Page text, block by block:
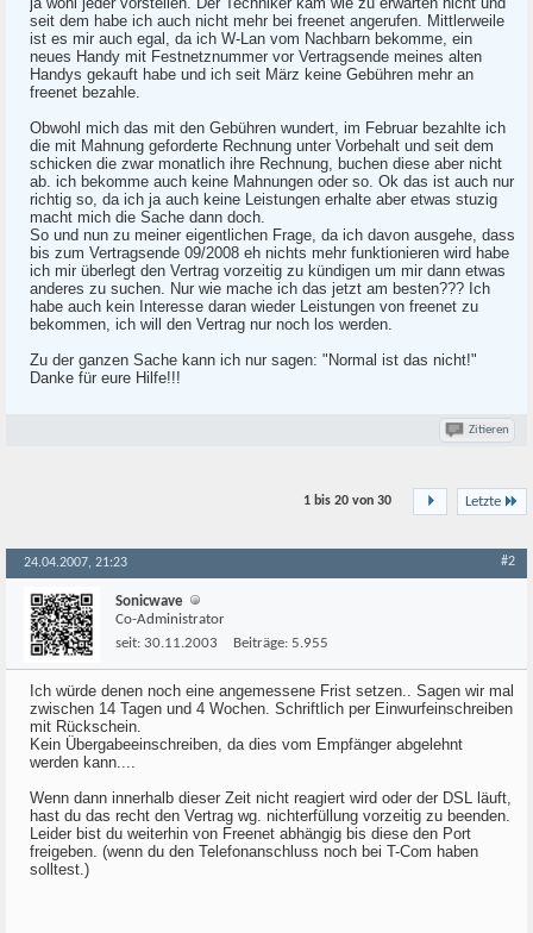
seit dem habe ich auch nicht mehr bei freenet angerufen. Mittlerweile
ist es mir auch egal, da ich W-Lan vom Nachbarn bekomme, ein
neues Handy mit Festnetznummer vor Vertragsende meines alten
Handys gekauft habe und ich seit März keine Gebühren mehr an
freenet bezahle.
Obwohl mich das mit den Gebühren wundert, im Februar bezahlte ich
die mit Mahnung geforderte Rechnung unter Vorbehalt und seit dem
schicken die zwar monatlich ihre Rechnung, buchen diese aber nicht
ab. ich bekomme auch keine Mahnungen oder so. Ok das ist auch nur
richtig so, da ich ja auch keine Leistungen erhalte aber etwas stuzig
macht mich die Sache dann doch.
So und nun zu meiner eigentlichen Frage, da ich davon ausgehe, dass
bis zum Vertragsende 09/2008 eh nichts mehr funktionieren wird habe
ich mir überlegt den Vertrag vorzeitig zu kündigen um mir dann etwas
anderes zu suchen. Nur wie mache ich das jetzt am besten??? Ich
habe auch kein Interesse daran wieder Leistungen von freenet zu
bekommen, ich will den Vertrag nur noch los werden.
Zu der ganzen Sache kann ich nur sagen: "Normal ist das nicht!"
Danke für eure Hilfe!!!
Zitieren
Letzte
1 bis 20 von 30
24.04.2007, 21:23 #2
Sonicwave
Co-Administrator
seit: 30.11.2003 Beiträge: 5.955
Ich würde denen noch eine angemessene Frist setzen.. Sagen wir mal
zwischen 14 Tagen und 4 Wochen. Schriftlich per Einwurfeinschreiben
mit Rückschein.
Kein Übergabeeinschreiben, da dies vom Empfänger abgelehnt
werden kann....
Wenn dann innerhalb dieser Zeit nicht reagiert wird oder der DSL läuft,
hast du das recht den Vertrag wg. nichterfüllung vorzeitig zu beenden.
Leider bist du weiterhin von Freenet abhängig bis diese den Port
freigeben. (wenn du den Telefonanschluss noch bei T-Com haben
solltest.)